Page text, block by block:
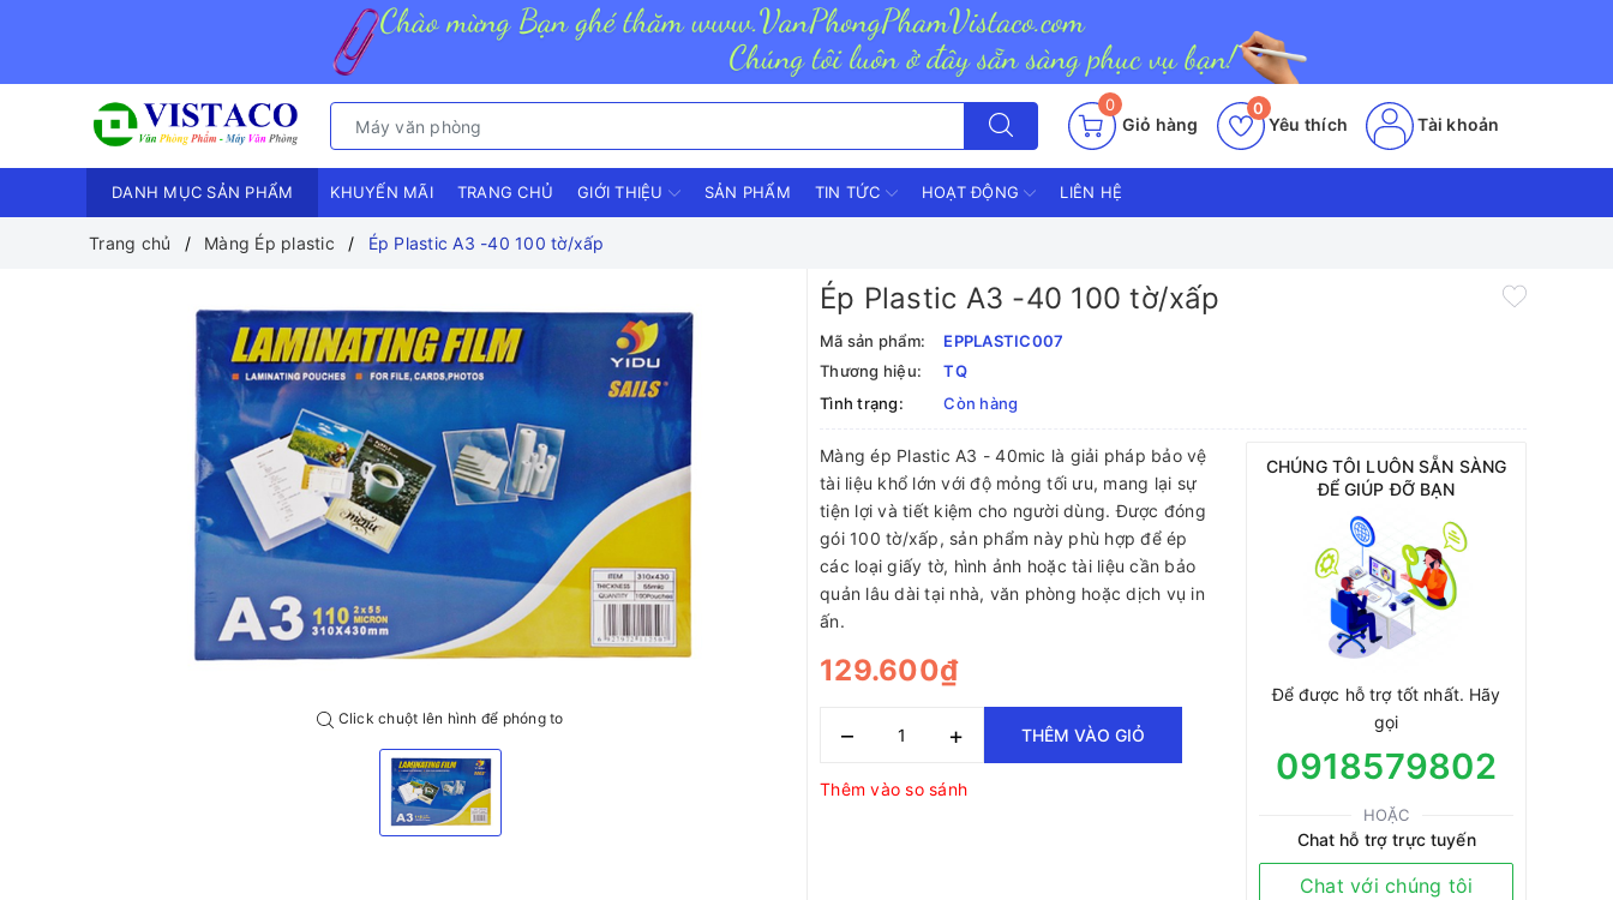
0
Giỏ hàng Yêu thích
0
Tài khoản
DANH MỤC SẢN PHẨM KHUYẾN MÃI TRANG CHỦ GIỚI THIỆU SẢN PHẨM TIN TỨC HOẠT ĐỘNG LIÊN HỆ
Trang chủ Màng Ép plastic Ép Plastic A3 -40 100 tờ/xấp
Click chuột lên hình để phóng to
Ép Plastic A3 -40 100 tờ/xấp
Mã sản phẩm:
EPPLASTIC007
Thương hiệu:
TQ
Tình trạng:
Còn hàng
Màng ép Plastic A3 - 40mic là giải pháp bảo vệ
tài liệu khổ lớn với độ mỏng tối ưu, mang lại sự
tiện lợi và tiết kiệm cho người dùng. Được đóng
gói 100 tờ/xấp, sản phẩm này phù hợp để ép
các loại giấy tờ, hình ảnh hoặc tài liệu cần bảo
quản lâu dài tại nhà, văn phòng hoặc dịch vụ in
ấn.
129.600₫
– + THÊM VÀO GIỎ
Thêm vào so sánh
CHÚNG TÔI LUÔN SẴN SÀNG
ĐỂ GIÚP ĐỠ BẠN
Để được hỗ trợ tốt nhất. Hãy
gọi
0918579802
HOẶC
Chat hỗ trợ trực tuyến
Chat với chúng tôi